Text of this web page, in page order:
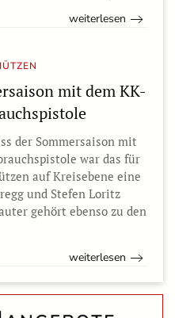
weiterlesen
mit dem KK-
der Sommersaison mit
war das für
auf Kreisebene eine
und Stefen Loritz
gehört ebenso zu den
weiterlesen